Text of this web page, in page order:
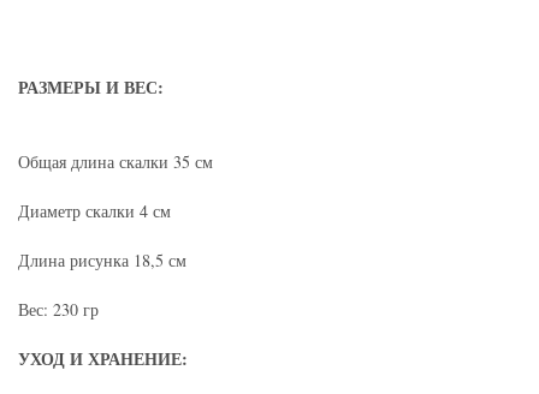
РАЗМЕРЫ И ВЕС:
Общая длина скалки 35 см
Диаметр скалки 4 см
Длина рисунка 18,5 см
Вес: 230 гр
УХОД И ХРАНЕНИЕ: